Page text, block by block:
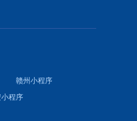
赣州小程序
程序